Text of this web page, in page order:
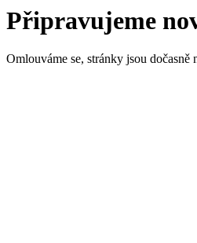
Připravujeme
Omlouváme se, stránky jsou dočasně